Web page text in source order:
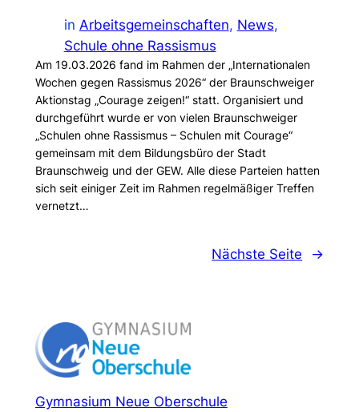
in Arbeitsgemeinschaften, News
Schule ohne Rassismus
Am 19.03.2026 fand im Rahmen der „Internationalen
Wochen gegen Rassismus 2026“ der Braunschweiger
Aktionstag „Courage zeigen!“ statt. Organisiert und
durchgeführt wurde er von vielen Braunschweiger
„Schulen ohne Rassismus – Schulen mit Courage“
gemeinsam mit dem Bildungsbüro der Stadt
Braunschweig und der GEW. Alle diese Parteien hatten
sich seit einiger Zeit im Rahmen regelmäßiger Treffen
vernetzt…
Nächste Seite →
Gymnasium Neue Oberschule